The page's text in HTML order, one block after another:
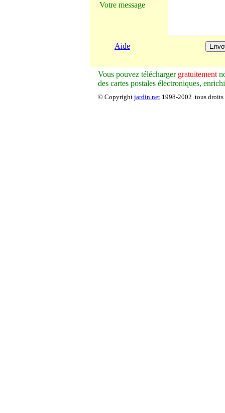
Votre message
Aide
Vous pouvez télécharger gratuitement
des cartes postales électroniques,
© Copyright jardin.net 1998-2002 tous droits